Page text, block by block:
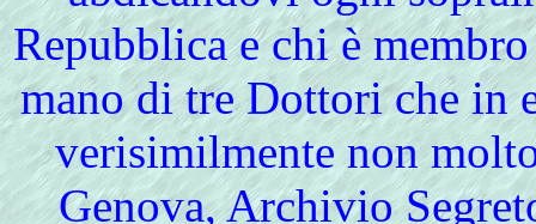
Repubblica e chi è
mano di tre Dottori che in
verisimilmente non
Genova, Archivio